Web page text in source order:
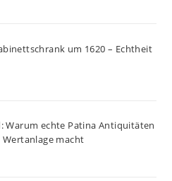
um 1620 – Echtheit
Warum echte Patina Antiquitäten
macht